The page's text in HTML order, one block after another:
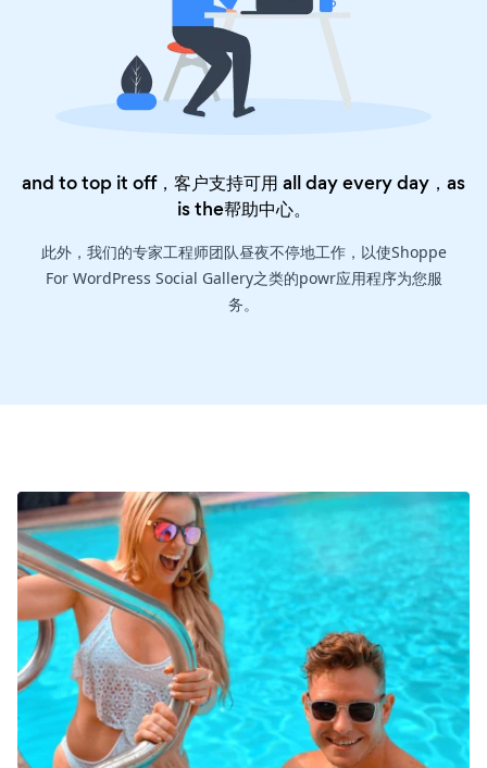
and to top it off，客户支持可用 all day every day，as
is the帮助中心。
此外，我们的专家工程师团队昼夜不停地工作，以使Shoppe
For WordPress Social Gallery之类的powr应用程序为您服
务。